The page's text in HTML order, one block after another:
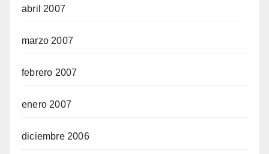
abril 2007
marzo 2007
febrero 2007
enero 2007
diciembre 2006